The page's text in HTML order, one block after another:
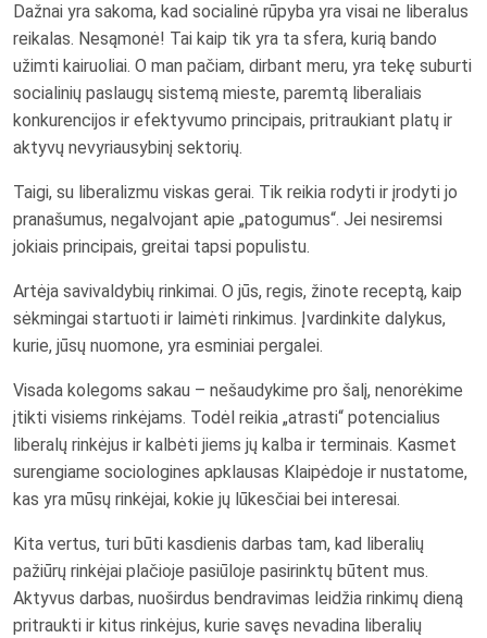
Dažnai yra sakoma, kad socialinė rūpyba yra visai ne liberalus
reikalas. Nesąmonė! Tai kaip tik yra ta sfera, kurią bando
užimti kairuoliai. O man pačiam, dirbant meru, yra tekę suburti
socialinių paslaugų sistemą mieste, paremtą liberaliais
konkurencijos ir efektyvumo principais, pritraukiant platų ir
aktyvų nevyriausybinį sektorių.
Taigi, su liberalizmu viskas gerai. Tik reikia rodyti ir įrodyti jo
pranašumus, negalvojant apie „patogumus“. Jei nesiremsi
jokiais principais, greitai tapsi populistu.
Artėja savivaldybių rinkimai. O jūs, regis, žinote receptą, kaip
sėkmingai startuoti ir laimėti rinkimus. Įvardinkite dalykus,
kurie, jūsų nuomone, yra esminiai pergalei.
Visada kolegoms sakau – nešaudykime pro šalį, nenorėkime
įtikti visiems rinkėjams. Todėl reikia „atrasti“ potencialius
liberalų rinkėjus ir kalbėti jiems jų kalba ir terminais. Kasmet
surengiame sociologines apklausas Klaipėdoje ir nustatome,
kas yra mūsų rinkėjai, kokie jų lūkesčiai bei interesai.
Kita vertus, turi būti kasdienis darbas tam, kad liberalių
pažiūrų rinkėjai plačioje pasiūloje pasirinktų būtent mus.
Aktyvus darbas, nuoširdus bendravimas leidžia rinkimų dieną
pritraukti ir kitus rinkėjus, kurie savęs nevadina liberalių